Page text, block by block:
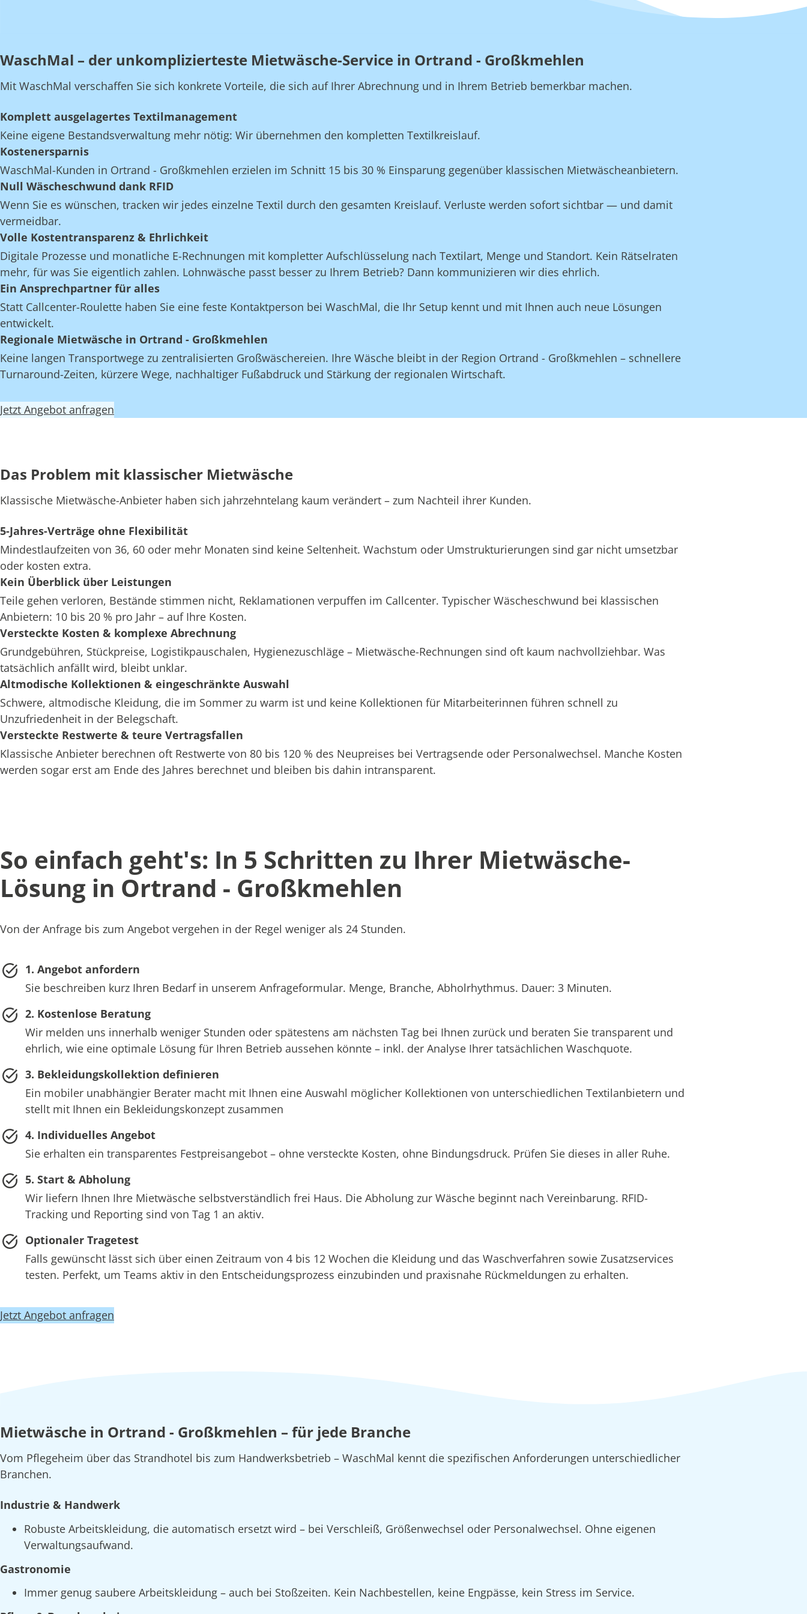
WaschMal – der unkomplizierteste Mietwäsche-Service in Ortrand - Großkmehlen
Mit WaschMal verschaffen Sie sich konkrete Vorteile, die sich auf Ihrer Abrechnung und in Ihrem Betrieb bemerkbar machen.
Komplett ausgelagertes Textilmanagement
Keine eigene Bestandsverwaltung mehr nötig: Wir übernehmen den kompletten Textilkreislauf.
Kostenersparnis
WaschMal-Kunden in Ortrand - Großkmehlen erzielen im Schnitt 15 bis 30 % Einsparung gegenüber klassischen Mietwäscheanbietern.
Null Wäscheschwund dank RFID
Wenn Sie es wünschen, tracken wir jedes einzelne Textil durch den gesamten Kreislauf. Verluste werden sofort sichtbar — und damit
vermeidbar.
Volle Kostentransparenz & Ehrlichkeit
Digitale Prozesse und monatliche E-Rechnungen mit kompletter Aufschlüsselung nach Textilart, Menge und Standort. Kein Rätselraten
mehr, für was Sie eigentlich zahlen. Lohnwäsche passt besser zu Ihrem Betrieb? Dann kommunizieren wir dies ehrlich.
Ein Ansprechpartner für alles
Statt Callcenter-Roulette haben Sie eine feste Kontaktperson bei WaschMal, die Ihr Setup kennt und mit Ihnen auch neue Lösungen
entwickelt.
Regionale Mietwäsche in Ortrand - Großkmehlen
Keine langen Transportwege zu zentralisierten Großwäschereien. Ihre Wäsche bleibt in der Region Ortrand - Großkmehlen – schnellere
Turnaround-Zeiten, kürzere Wege, nachhaltiger Fußabdruck und Stärkung der regionalen Wirtschaft.
Jetzt Angebot anfragen
Das Problem mit klassischer Mietwäsche
Klassische Mietwäsche-Anbieter haben sich jahrzehntelang kaum verändert – zum Nachteil ihrer Kunden.
5-Jahres-Verträge ohne Flexibilität
Mindestlaufzeiten von 36, 60 oder mehr Monaten sind keine Seltenheit. Wachstum oder Umstrukturierungen sind gar nicht umsetzbar
oder kosten extra.
Kein Überblick über Leistungen
Teile gehen verloren, Bestände stimmen nicht, Reklamationen verpuffen im Callcenter. Typischer Wäscheschwund bei klassischen
Anbietern: 10 bis 20 % pro Jahr – auf Ihre Kosten.
Versteckte Kosten & komplexe Abrechnung
Grundgebühren, Stückpreise, Logistikpauschalen, Hygienezuschläge – Mietwäsche-Rechnungen sind oft kaum nachvollziehbar. Was
tatsächlich anfällt wird, bleibt unklar.
Altmodische Kollektionen & eingeschränkte Auswahl
Schwere, altmodische Kleidung, die im Sommer zu warm ist und keine Kollektionen für Mitarbeiterinnen führen schnell zu
Unzufriedenheit in der Belegschaft.
Versteckte Restwerte & teure Vertragsfallen
Klassische Anbieter berechnen oft Restwerte von 80 bis 120 % des Neupreises bei Vertragsende oder Personalwechsel. Manche Kosten
werden sogar erst am Ende des Jahres berechnet und bleiben bis dahin intransparent.
So einfach geht's: In 5 Schritten zu Ihrer Mietwäsche-
Lösung in Ortrand - Großkmehlen
Von der Anfrage bis zum Angebot vergehen in der Regel weniger als 24 Stunden.
1. Angebot anfordern
Sie beschreiben kurz Ihren Bedarf in unserem Anfrageformular. Menge, Branche, Abholrhythmus. Dauer: 3 Minuten.
2. Kostenlose Beratung
Wir melden uns innerhalb weniger Stunden oder spätestens am nächsten Tag bei Ihnen zurück und beraten Sie transparent und
ehrlich, wie eine optimale Lösung für Ihren Betrieb aussehen könnte – inkl. der Analyse Ihrer tatsächlichen Waschquote.
3. Bekleidungskollektion definieren
Ein mobiler unabhängier Berater macht mit Ihnen eine Auswahl möglicher Kollektionen von unterschiedlichen Textilanbietern und
stellt mit Ihnen ein Bekleidungskonzept zusammen
4. Individuelles Angebot
Sie erhalten ein transparentes Festpreisangebot – ohne versteckte Kosten, ohne Bindungsdruck. Prüfen Sie dieses in aller Ruhe.
5. Start & Abholung
Wir liefern Ihnen Ihre Mietwäsche selbstverständlich frei Haus. Die Abholung zur Wäsche beginnt nach Vereinbarung. RFID-
Tracking und Reporting sind von Tag 1 an aktiv.
Optionaler Tragetest
Falls gewünscht lässt sich über einen Zeitraum von 4 bis 12 Wochen die Kleidung und das Waschverfahren sowie Zusatzservices
testen. Perfekt, um Teams aktiv in den Entscheidungsprozess einzubinden und praxisnahe Rückmeldungen zu erhalten.
Jetzt Angebot anfragen
Mietwäsche in Ortrand - Großkmehlen – für jede Branche
Vom Pflegeheim über das Strandhotel bis zum Handwerksbetrieb – WaschMal kennt die spezifischen Anforderungen unterschiedlicher
Branchen.
Industrie & Handwerk
Robuste Arbeitskleidung, die automatisch ersetzt wird – bei Verschleiß, Größenwechsel oder Personalwechsel. Ohne eigenen
Verwaltungsaufwand.
Gastronomie
Immer genug saubere Arbeitskleidung – auch bei Stoßzeiten. Kein Nachbestellen, keine Engpässe, kein Stress im Service.